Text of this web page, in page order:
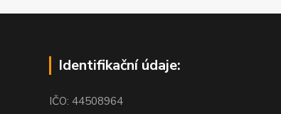
Identifikační údaje:
IČO: 44508964